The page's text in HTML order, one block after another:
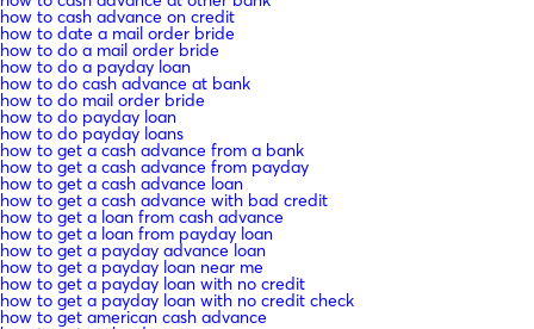
how to cash advance on credit
how to date a mail order bride
how to do a mail order bride
how to do a payday loan
how to do cash advance at bank
how to do mail order bride
how to do payday loan
how to do payday loans
how to get a cash advance from a bank
how to get a cash advance from payday
how to get a cash advance loan
how to get a cash advance with bad credit
how to get a loan from cash advance
how to get a loan from payday loan
how to get a payday advance loan
how to get a payday loan near me
how to get a payday loan with no credit
how to get a payday loan with no credit check
how to get american cash advance